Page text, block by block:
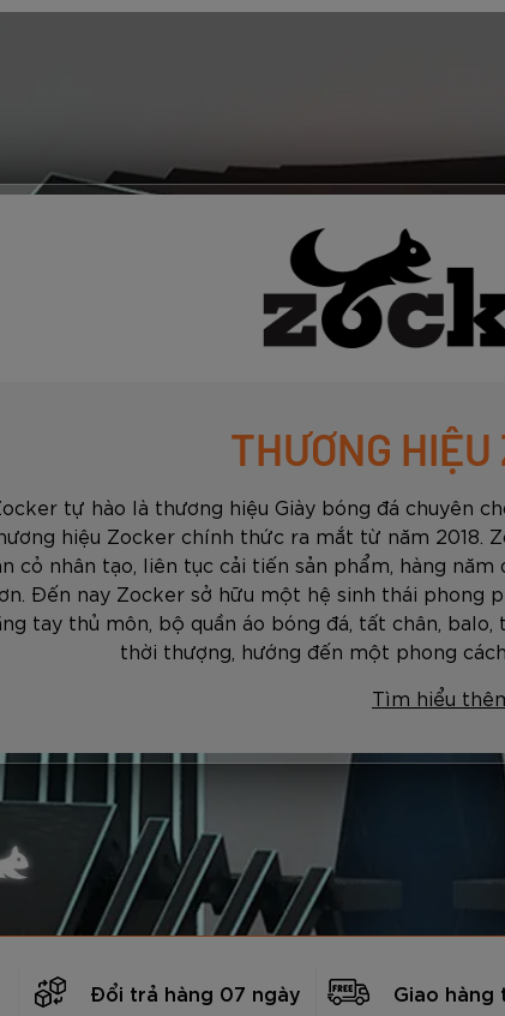
THƯƠNG HIỆU
tự hào là thương hiệu Giày bóng đá chuyên
hiệu Zocker chính thức ra mắt từ năm 2018.
cỏ nhân tạo, liên tục cải tiến sản phẩm, hàng
Đến nay Zocker sở hữu một hệ sinh thái phong
tay thủ môn, bộ quần áo bóng đá, tất chân,
thời thượng, hướng đến một phong
Tìm hiểu
Đổi trả hàng 07 ngày Giao hàng